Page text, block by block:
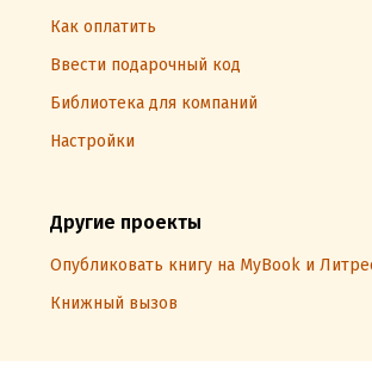
Как оплатить
Ввести подарочный код
Библиотека для компаний
Настройки
Другие проекты
Опубликовать книгу на MyBook и
Книжный вызов